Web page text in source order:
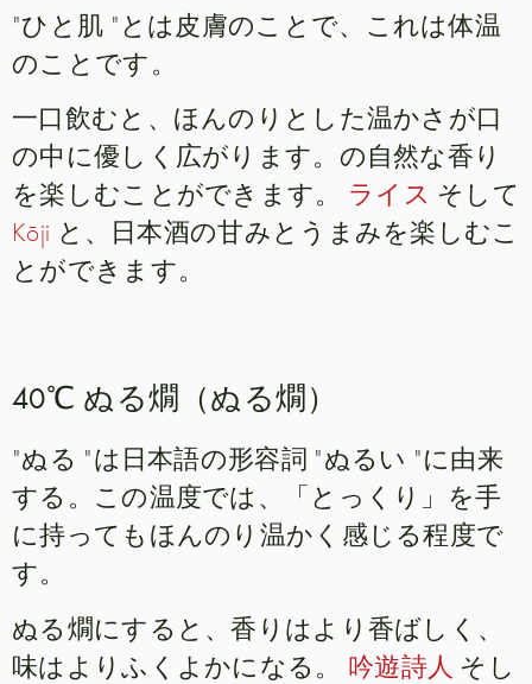
"ひと肌 "とは皮膚のことで、これは体温
のことです。
一口飲むと、ほんのりとした温かさが口
の中に優しく広がります。の自然な香り
を楽しむことができます。 ライス そして
Kōji と、日本酒の甘みとうまみを楽しむこ
とができます。
40℃ ぬる燗（ぬる燗）
"ぬる "は日本語の形容詞 "ぬるい "に由来
する。この温度では、「とっくり」を手
に持ってもほんのり温かく感じる程度で
す。
ぬる燗にすると、香りはより香ばしく、
味はよりふくよかになる。 吟遊詩人 そし